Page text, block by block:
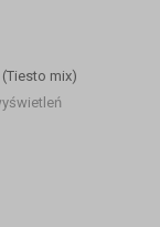
mix)